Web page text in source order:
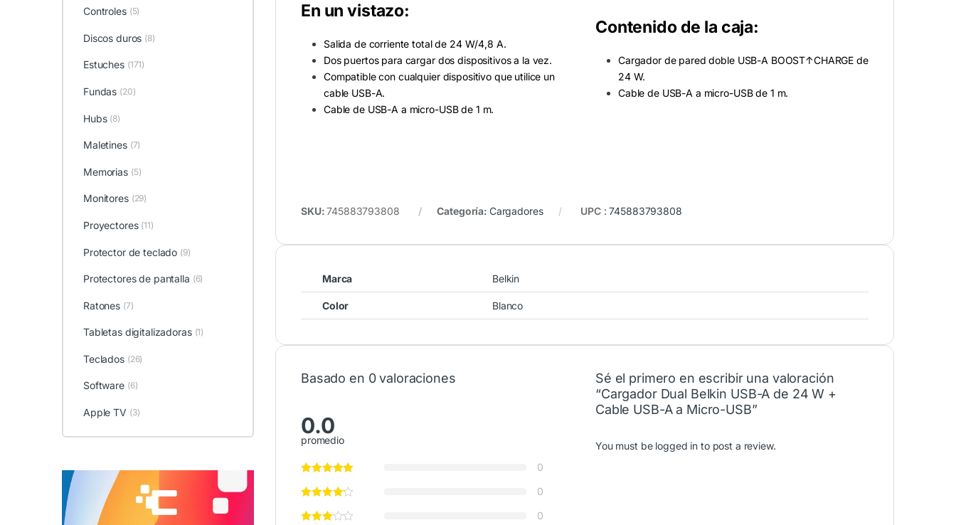
En un vistazo:
Salida de corriente total de 24 W/4,8 A.
Dos puertos para cargar dos dispositivos a la vez.
Compatible con cualquier dispositivo que utilice un
cable USB-A.
Cable de USB-A a micro-USB de 1 m.
Contenido de la caja:
Cargador de pared doble USB-A BOOST↑CHARGE de
24 W.
Cable de USB-A a micro-USB de 1 m.
SKU:745883793808 Categoría: Cargadores UPC :745883793808
Marca Belkin
Color Blanco
Basado en 0 valoraciones
0.0
promedio
0
0
0
Sé el primero en escribir una valoración
“Cargador Dual Belkin USB-A de 24 W +
Cable USB-A a Micro-USB”
You must be logged in to post a review.
Controles (5)
Discos duros (8)
Estuches (171)
Fundas (20)
Hubs (8)
Maletines (7)
Memorias (5)
Monitores (29)
Proyectores (11)
Protector de teclado (9)
Protectores de pantalla (6)
Ratones (7)
Tabletas digitalizadoras (1)
Teclados (26)
Software (6)
Apple TV (3)